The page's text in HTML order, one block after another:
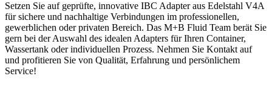
Setzen Sie auf geprüfte, innovative IBC Adapter aus Edelstahl V4A
für sichere und nachhaltige Verbindungen im professionellen,
gewerblichen oder privaten Bereich. Das M+B Fluid Team berät Sie
gern bei der Auswahl des idealen Adapters für Ihren Container,
Wassertank oder individuellen Prozess. Nehmen Sie Kontakt auf
und profitieren Sie von Qualität, Erfahrung und persönlichem
Service!